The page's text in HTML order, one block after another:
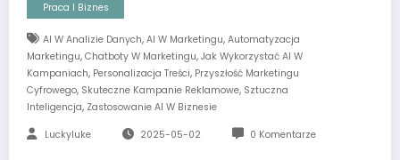
Praca I Biznes
AI W Analizie Danych, AI W Marketingu, Automatyzacja
Marketingu, Chatboty W Marketingu, Jak Wykorzystać AI W
Kampaniach, Personalizacja Treści, Przyszłość Marketingu
Cyfrowego, Skuteczne Kampanie Reklamowe, Sztuczna
Inteligencja, Zastosowanie AI W Biznesie
Luckyluke 2025-05-02 0 Komentarze